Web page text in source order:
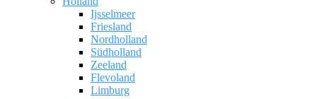
Ijsselmeer
Friesland
Nordholland
Südholland
Zeeland
Flevoland
Limburg